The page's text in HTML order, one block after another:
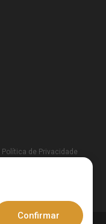
Política de Privacidade
Confirmar